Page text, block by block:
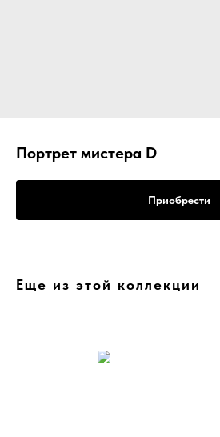
Портрет мистера D
Приобрести
Еще из этой коллекции